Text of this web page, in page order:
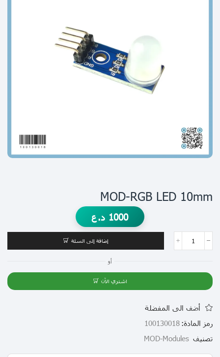
MOD-RGB LED 10mm
1000 د.ع
إضافة إلى السلة
أو
اشتري الآن
أضف الى المفضلة
رمز المادة: 100130018
تصنيف MOD-Modules